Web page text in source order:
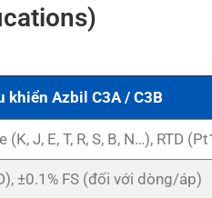
Azbil C3A / C3B
J, E, T, R, S, B, N…), RTD
±0.1% FS (đối với dòng/áp)